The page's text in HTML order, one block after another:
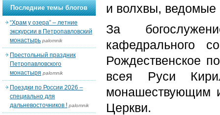
и волхвы, ведомые
За
кафедрального
Рождественское
всея Руси
монашествующим
Церкви.
Последние темы блогов
“Храм у озера” – летние
экскурсии в Петропавловский
монастырь palomnik
Престольный праздник
Петропавловского
монастыря palomnik
Поездки по России 2026 –
специально для
дальневосточников ! palomnik